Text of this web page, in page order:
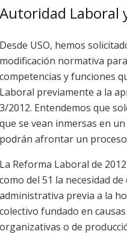
Autoridad Laboral
Desde USO, hemos
modificación normativa
competencias y funciones
Laboral previamente a la
3/2012. Entendemos que
que se vean inmersas en
podrán afrontar un
La Reforma Laboral de
como del 51 la necesidad
administrativa previa a la
colectivo fundado en
organizativas o de